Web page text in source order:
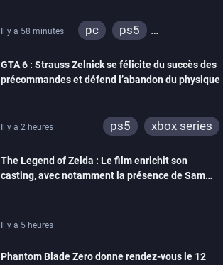
Il y a 58 minutes pc
ps5
GTA 6 : Strauss Zelnick se félicite du succès des
précommandes et défend l’abandon du physique
Il y a 2 heures ps5 xbox series
The Legend of Zelda : Le film enrichit son
casting, avec notamment la présence de Sam
Il y a 5 heures
Phantom Blade Zero donne rendez-vous le 12